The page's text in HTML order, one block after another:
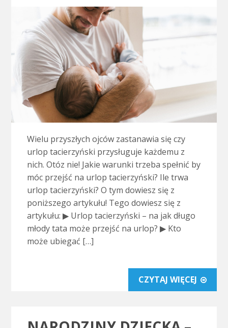
Wielu przyszłych ojców zastanawia się czy
urlop tacierzyński przysługuje każdemu z
nich. Otóz nie! Jakie warunki trzeba spełnić by
móc przejść na urlop tacierzyński? Ile trwa
urlop tacierzyński? O tym dowiesz się z
poniższego artykułu! Tego dowiesz się z
artykułu: ▶ Urlop tacierzyński – na jak długo
młody tata może przejść na urlop? ▶ Kto
może ubiegać […]
CZYTAJ WIĘCEJ